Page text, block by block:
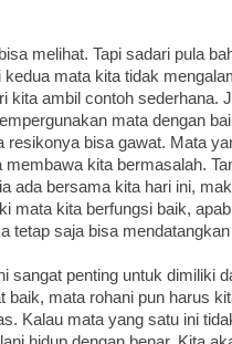
melihat. Tapi sadari pula
mata kita tidak
kita ambil contoh sederhana.
mata dengan
resikonya bisa gawat. Mata
membawa kita bermasalah.
ada bersama kita hari ini,
mata kita berfungsi baik,
tetap saja bisa
sangat penting untuk dimiliki
baik, mata rohani pun harus
Kalau mata yang satu ini